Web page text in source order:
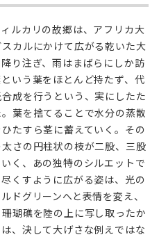
ルカリの故郷は、アフリカ大
カルにかけて広がる乾いた大
り注ぎ、雨はまばらにしか訪
いう葉をほとんど持たず、代
成を行うという、実にしたた
葉を捨てることで水分の蒸散
たすら茎に蓄えていく。その
さの円柱状の枝が二股、三股
く、あの独特のシルエットで
くすように広がる姿は、光の
ドグリーンへと表情を変え、
瑚礁を陸の上に写し取ったか
、決して大げさな例えではな